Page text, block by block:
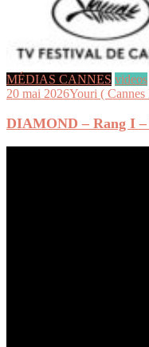
MÉDIAS CANNES videos
20 mai 2026Youri ( Cannes
DIAMOND – Rang I –